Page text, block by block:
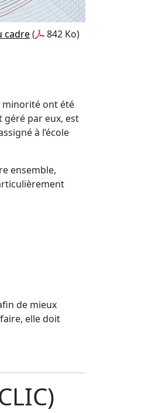
cadre( 842 Ko)
minorité ont été
géré par eux, est
à l’école
ensemble,
de mieux
elle doit